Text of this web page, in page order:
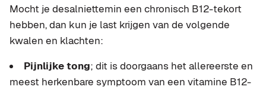
Mocht je desalniettemin een chronisch B12-tekort
hebben, dan kun je last krijgen van de volgende
kwalen en klachten:
Pijnlijke tong; dit is doorgaans het allereerste en
meest herkenbare symptoom van een vitamine B12-